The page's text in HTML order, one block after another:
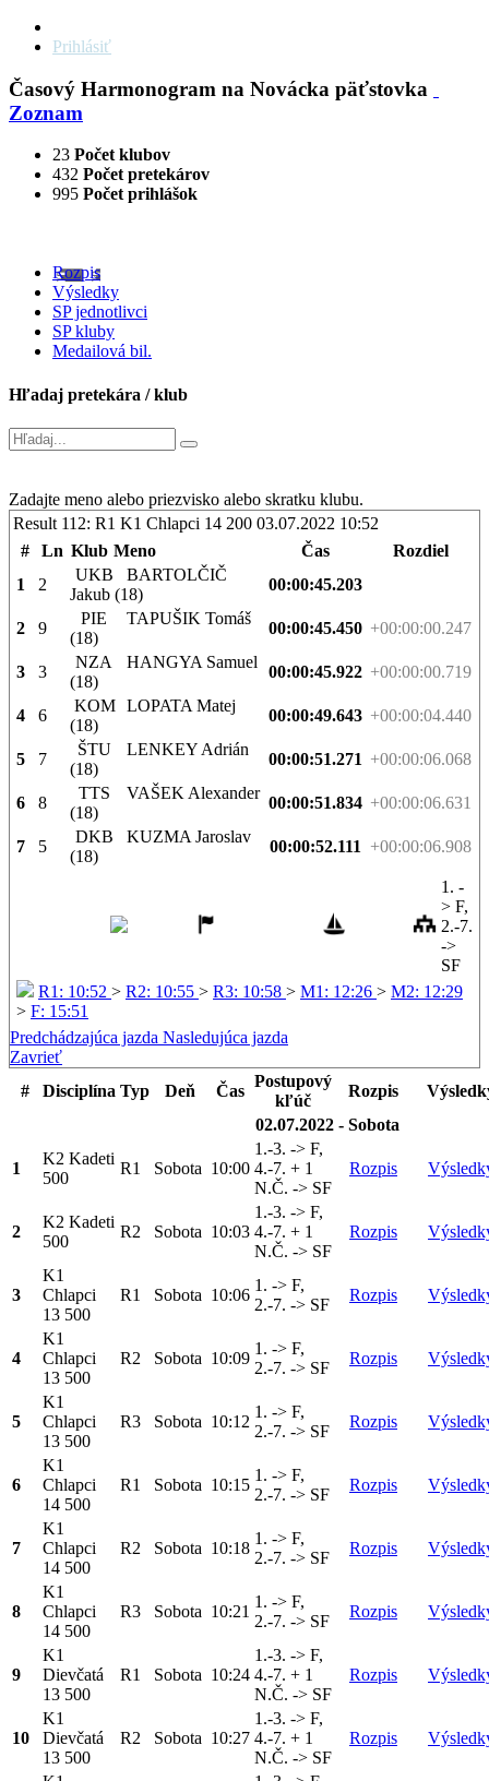
Prihlásiť
Časový Harmonogram na Novácka päťstovka
Zoznam
23 Počet klubov
432 Počet pretekárov
995 Počet prihlášok
Rozpis
Výsledky
SP jednotlivci
SP kluby
Medailová bil.
Hľadaj pretekára / klub
Zadajte meno alebo priezvisko alebo skratku klubu.
Result 112: R1 K1 Chlapci 14 200 03.07.2022 10:52
#
Ln Klub Meno Čas
Rozdiel
1
2
UKB BARTOLČIČ
Jakub (18)
00:00:45.203
2 9
PIE
TAPUŠIK Tomáš
(18)
00:00:45.450 +00:00:00.247
3 3
NZA
HANGYA Samuel
(18)
00:00:45.922 +00:00:00.719
4 6
KOMLOPATA Matej
(18)
00:00:49.643 +00:00:04.440
5 7
ŠTU
LENKEY Adrián
(18)
00:00:51.271 +00:00:06.068
6 8
TTS
VAŠEK Alexander
(18)
00:00:51.834 +00:00:06.631
7 5
DKB KUZMA Jaroslav
(18)
00:00:52.111 +00:00:06.908
1. -
> F,
2.-7.
->
SF
R1: 10:52 > R2: 10:55 > R3: 10:58 > M1: 12:26 > M2: 12:29
> F: 15:51
Predchádzajúca jazda Nasledujúca jazda
Zavrieť
#
Disciplína Typ Deň Čas
Postupový
kľúč
Rozpis
02.07.2022 - Sobota
1
K2 Kadeti
500
R1 Sobota 10:00
1.-3. -> F,
4.-7. + 1
N.Č. -> SF
Rozpis
2
K2 Kadeti
500
R2 Sobota 10:03
1.-3. -> F,
4.-7. + 1
N.Č. -> SF
Rozpis
3
K1
Chlapci
13 500
R1 Sobota 10:06
1. -> F,
2.-7. -> SF
Rozpis
4
K1
Chlapci
13 500
R2 Sobota 10:09
1. -> F,
2.-7. -> SF
Rozpis
5
K1
Chlapci
13 500
R3 Sobota 10:12
1. -> F,
2.-7. -> SF
Rozpis
6
K1
Chlapci
14 500
R1 Sobota 10:15
1. -> F,
2.-7. -> SF
Rozpis
7
K1
Chlapci
14 500
R2 Sobota 10:18
1. -> F,
2.-7. -> SF
Rozpis
8
K1
Chlapci
14 500
R3 Sobota 10:21
1. -> F,
2.-7. -> SF
Rozpis
9
K1
Dievčatá
13 500
R1 Sobota 10:24
1.-3. -> F,
4.-7. + 1
N.Č. -> SF
Rozpis
10
K1
Dievčatá
13 500
R2 Sobota 10:27
1.-3. -> F,
4.-7. + 1
N.Č. -> SF
Rozpis